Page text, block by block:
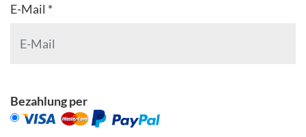
E-Mail *
Bezahlung per